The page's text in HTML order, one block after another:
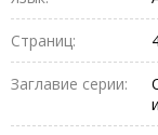
Страниц:
Заглавие серии: